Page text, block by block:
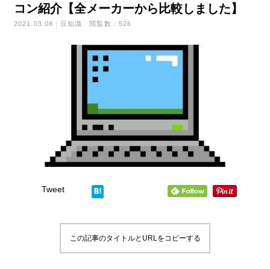
コン紹介【全メーカーから比較しました】
2021.03.08 豆知識 閲覧数：526
Tweet
この記事のタイトルとURLをコピーする